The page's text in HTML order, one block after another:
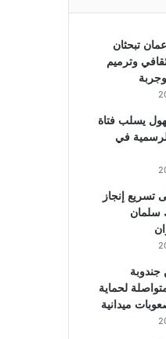
تبحثان
وترميم
يسلب فتاة
الرسمية في
تسريع إنجاز
سلمان
جندوبة
لحماية
ميدانية